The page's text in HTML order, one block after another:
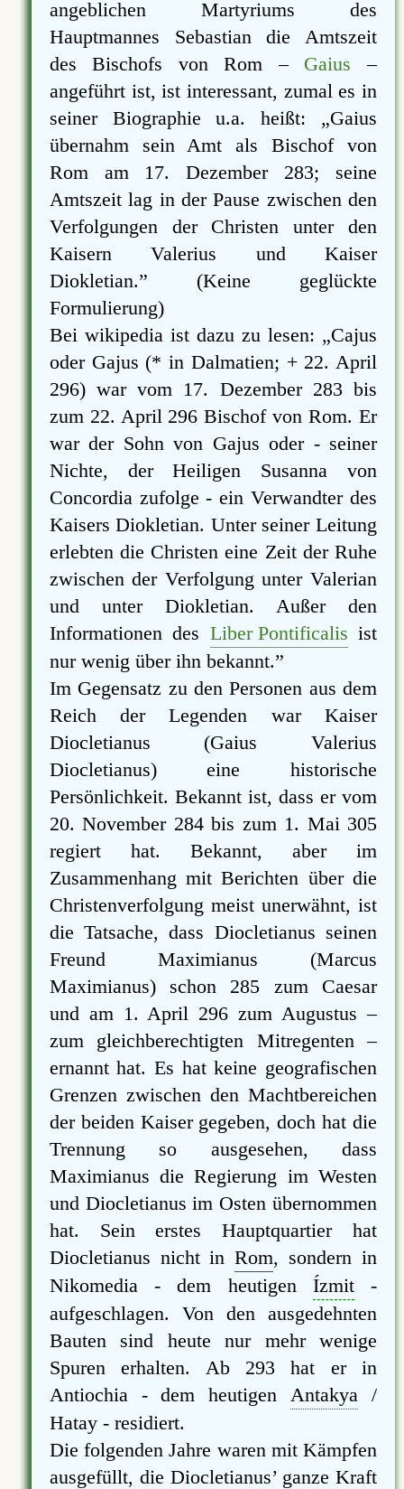
angeblichen Martyriums des
Hauptmannes Sebastian die Amtszeit
des Bischofs von Rom – Gaius –
angeführt ist, ist interessant, zumal es in
seiner Biographie u.a. heißt:
Gaius
übernahm sein Amt als Bischof von
Rom am 17. Dezember 283; seine
Amtszeit lag in der Pause zwischen den
Verfolgungen der Christen unter den
Kaisern Valerius und Kaiser
Diokletian.
(Keine geglückte
Formulierung)
Bei wikipedia ist dazu zu lesen:
Cajus
oder Gajus (* in Dalmatien; + 22. April
296) war vom 17. Dezember 283 bis
zum 22. April 296 Bischof von Rom. Er
war der Sohn von Gajus oder - seiner
Nichte, der Heiligen Susanna von
Concordia zufolge - ein Verwandter des
Kaisers Diokletian. Unter seiner Leitung
erlebten die Christen eine Zeit der Ruhe
zwischen der Verfolgung unter Valerian
und unter Diokletian. Außer den
Informationen des Liber Pontificalis ist
nur wenig über ihn bekannt.
Im Gegensatz zu den Personen aus dem
Reich der Legenden war Kaiser
Diocletianus (Gaius Valerius
Diocletianus) eine historische
Persönlichkeit. Bekannt ist, dass er vom
20. November 284 bis zum 1. Mai 305
regiert hat. Bekannt, aber im
Zusammenhang mit Berichten über die
Christenverfolgung meist unerwähnt, ist
die Tatsache, dass Diocletianus seinen
Freund Maximianus (Marcus
Maximianus) schon 285 zum Caesar
und am 1. April 296 zum Augustus –
zum gleichberechtigten Mitregenten –
ernannt hat. Es hat keine geografischen
Grenzen zwischen den Machtbereichen
der beiden Kaiser gegeben, doch hat die
Trennung so ausgesehen, dass
Maximianus die Regierung im Westen
und Diocletianus im Osten übernommen
hat. Sein erstes Hauptquartier hat
Diocletianus nicht inRom, sondern in
Nikomedia - dem heutigen Ízmit-
aufgeschlagen. Von den ausgedehnten
Bauten sind heute nur mehr wenige
Spuren erhalten. Ab 293 hat er in
Antiochia - dem heutigen Antakya /
Hatay - residiert.
Die folgenden Jahre waren mit Kämpfen
ausgefüllt, die Diocletianus’ ganze Kraft